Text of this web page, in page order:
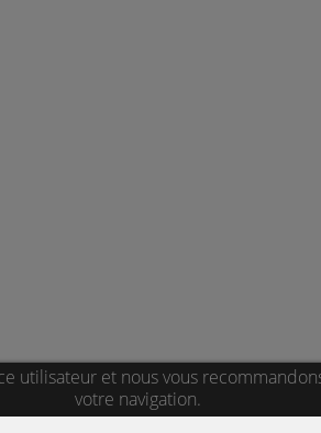
utilisateur et nous vous
votre navigation.